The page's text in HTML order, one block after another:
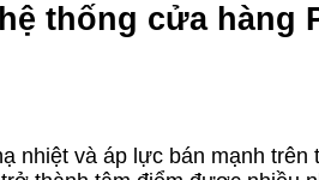
thống cửa hàng
nhiệt và áp lực bán mạnh trên